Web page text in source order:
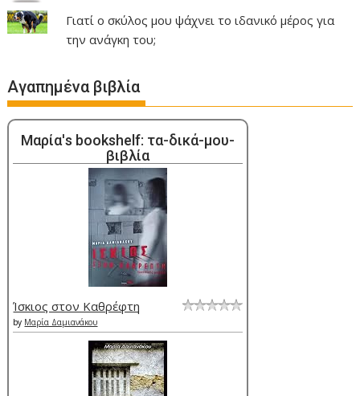
Γιατί ο σκύλος μου ψάχνει το ιδανικό μέρος για
την ανάγκη του;
Αγαπημένα βιβλία
Μαρία's bookshelf: τα-δικά-μου-
βιβλία
Ίσκιος στον Καθρέφτη
by Μαρία Δαμιανάκου